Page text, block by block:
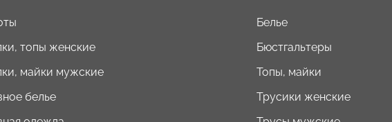
топы женские
майки мужские
белье
Белье
Бюстгальтеры
Топы, майки
Трусики женские